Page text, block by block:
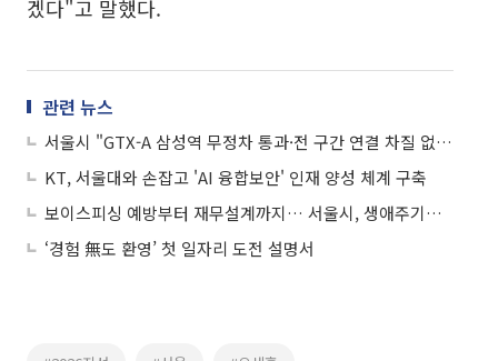
겠다"고 말했다.
관련 뉴스
서울시 "GTX-A 삼성역 무정차 통과·전 구간 연결 차질 없게 역량 총동원"
KT, 서울대와 손잡고 'AI 융합보안' 인재 양성 체계 구축
보이스피싱 예방부터 재무설계까지… 서울시, 생애주기별 맞춤 경제교육
‘경험 無도 환영’ 첫 일자리 도전 설명서